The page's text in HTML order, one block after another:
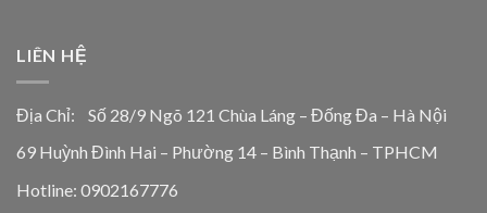
LIÊN HỆ
Địa Chỉ: Số 28/9 Ngõ 121 Chùa Láng – Đống Đa – Hà Nội
69 Huỳnh Đình Hai – Phường 14 – Bình Thạnh – TPHCM
Hotline: 0902167776